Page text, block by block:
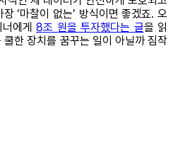
‘마찰이 없는’ 방식이면 좋겠죠. 오
에게 8조 원을 투자했다는 글을 읽
한 장치를 꿈꾸는 일이 아닐까 짐작